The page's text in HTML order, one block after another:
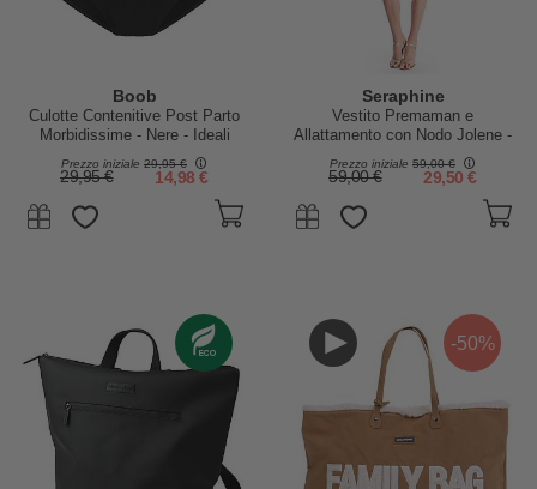
Boob
Culotte Contenitive Post Parto
Morbidissime - Nere - Ideali
anche dopo un Cesareo
Prezzo iniziale 29,95 €
29,95 € 14,98 €
Seraphine
Vestito Premaman e
Allattamento con Nodo Jolene -
Prezzo iniziale 59,00 €
59,00 € 29,50 €
-50%